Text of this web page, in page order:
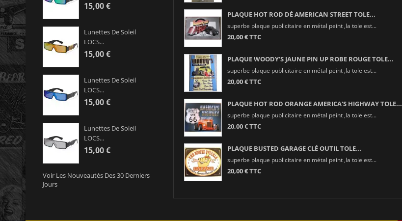
15,00 €
Lunettes De Soleil
LOCS...
15,00 €
Lunettes De Soleil
LOCS...
15,00 €
Lunettes De Soleil
LOCS...
15,00 €
Voir Les Nouveautés Des 30 Derniers
Jours
PLAQUE HOT ROD DÉ AMERICAN STREET TOLE...
superbe plaque publicitaire en métal peint ,la tole est...
20,00 € TTC
PLAQUE WOODY'S JAUNE PIN UP ROBE ROUGE TOLE...
superbe plaque publicitaire en métal peint ,la tole est...
20,00 € TTC
PLAQUE HOT ROD ORANGE AMERICA'S HIGHWAY TOLE...
superbe plaque publicitaire en métal peint ,la tole est...
20,00 € TTC
PLAQUE BUSTED GARAGE CLÉ OUTIL TOLE...
superbe plaque publicitaire en métal peint ,la tole est...
20,00 € TTC